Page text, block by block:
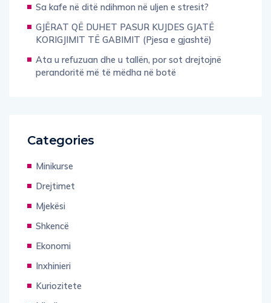
Sa kafe në ditë ndihmon në uljen e stresit?
GJËRAT QË DUHET PASUR KUJDES GJATË
KORIGJIMIT TË GABIMIT (Pjesa e gjashtë)
Ata u refuzuan dhe u tallën, por sot drejtojnë
perandoritë më të mëdha në botë
Categories
Minikurse
Drejtimet
Mjekësi
Shkencë
Ekonomi
Inxhinieri
Kuriozitete